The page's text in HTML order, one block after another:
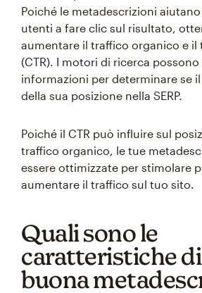
Poiché le metadescrizioni
utenti a fare clic sul risultato,
aumentare il traffico organico e il
(CTR). I motori di ricerca
informazioni per determinare se
della sua posizione nella SERP.
Poiché il CTR può influire sul
traffico organico, le tue
essere ottimizzate per stimolare
aumentare il traffico sul tuo sito.
Quali sono le
caratteristiche
buona